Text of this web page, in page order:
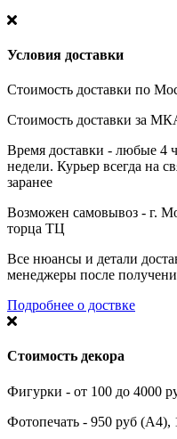
Условия доставки
Стоимость доставки по
Стоимость доставки за
Время доставки - любые 4
недели. Курьер всегда на
заранее
Возможен самовывоз - г.
торца ТЦ
Все нюансы и детали
менеджеры после
Подробнее о доствке
Стоимость декора
Фигурки - от 100 до 4000
Фотопечать - 950 руб (А4),